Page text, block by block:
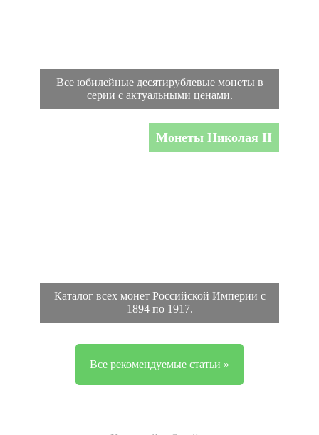
Все юбилейные десятирублевые монеты в
серии с актуальными ценами.
Монеты Николая II
Каталог всех монет Российской Империи с
1894 по 1917.
Все рекомендуемые статьи »